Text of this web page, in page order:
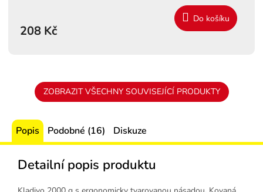
208 Kč
Do košíku
ZOBRAZIT VŠECHNY SOUVISEJÍCÍ PRODUKTY
Popis Podobné (16) Diskuze
Detailní popis produktu